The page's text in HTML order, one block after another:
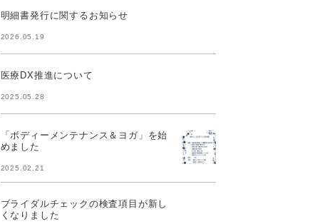
明細書発行に関するお知らせ
2026.05.19
医療DX推進について
2025.05.28
「ボディーメンテナンス＆ヨガ」を始
めました
2025.02.21
ブライダルチェックの検査項目が新し
くなりました